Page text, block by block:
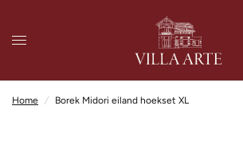
Home / Borek Midori eiland hoekset XL